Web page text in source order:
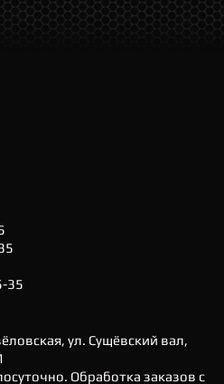
35
ул. Сущёвский вал,
Обработка заказов с